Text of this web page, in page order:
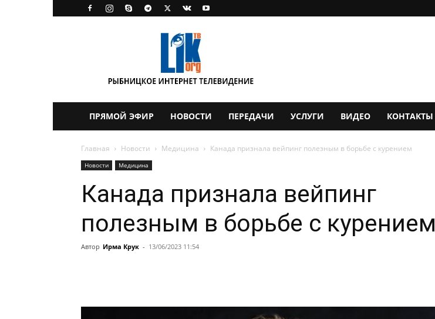
ПРЯМОЙ ЭФИР НОВОСТИ ПЕРЕДАЧИ УСЛУГИ ВИДЕО КОНТАКТЫ
Главная Новости Медицина Канада признала вейпинг полезным в борьбе с курением
Новости Медицина
Канада признала вейпинг
полезным в борьбе с курением
Автор Ирма Крук - 13/06/2023 11:54